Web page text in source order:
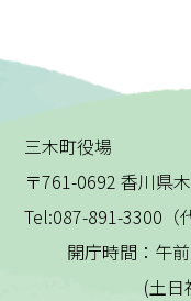
三木町役場
〒761-0692 香川県
Tel:087-891-3300
開庁時間：午
(土日